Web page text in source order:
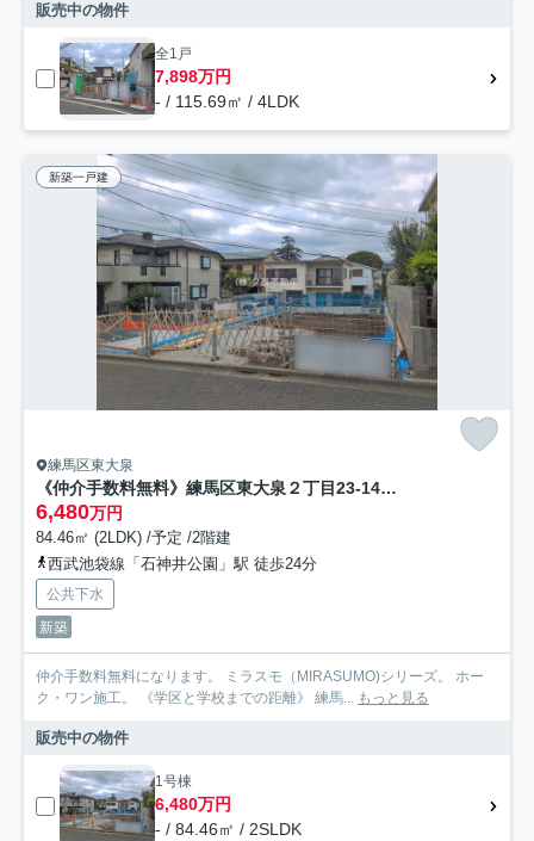
販売中の物件
全1戸
7,898万円
- / 115.69㎡ / 4LDK
新築一戸建
練馬区東大泉
《仲介手数料無料》練馬区東大泉２丁目23-14新築一戸建て‎ミラスモ
6,480万円
84.46㎡ (2LDK) /予定 /2階建
西武池袋線「石神井公園」駅 徒歩24分
公共下水
新築
仲介手数料無料になります。 ミラスモ（MIRASUMO)シリーズ。 ホー
ク・ワン施工。 《学区と学校までの距離》 練馬... もっと見る
販売中の物件
1号棟
6,480万円
- / 84.46㎡ / 2SLDK